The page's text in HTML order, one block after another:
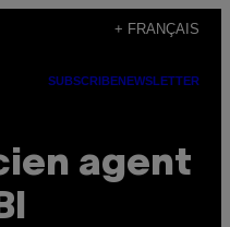
+ FRANÇAIS
SUBSCRIBENEWSLETTER
agent